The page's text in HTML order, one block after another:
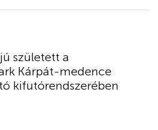
született a
Kárpát-medence
kifutórendszerében